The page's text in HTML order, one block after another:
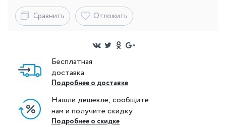
Сравнить Отложить
Бесплатная
доставка
Подробнее о доставке
Нашли дешевле, сообщите
нам и получите скидку
Подробнее о скидке